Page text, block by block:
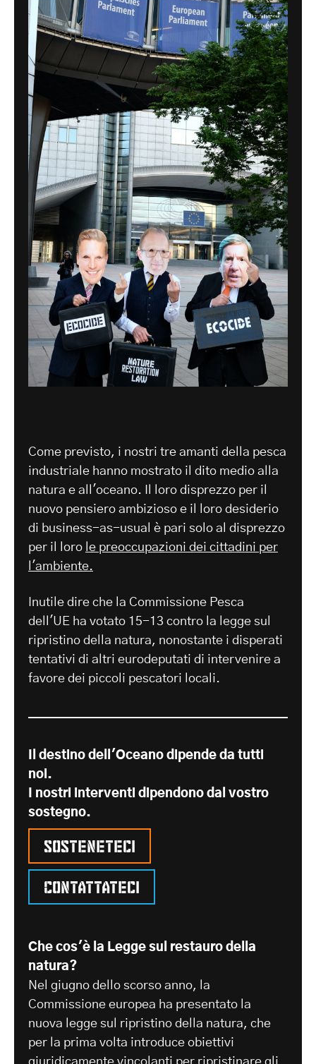
Come previsto, i nostri tre amanti della pesca
industriale hanno mostrato il dito medio alla
natura e all'oceano. Il loro disprezzo per il
nuovo pensiero ambizioso e il loro desiderio
di business-as-usual è pari solo al disprezzo
per il loro le preoccupazioni dei cittadini per
l'ambiente.
Inutile dire che la Commissione Pesca
dell'UE ha votato 15-13 contro la legge sul
ripristino della natura, nonostante i disperati
tentativi di altri eurodeputati di intervenire a
favore dei piccoli pescatori locali.
Il destino dell'Oceano dipende da tutti
noi.
I nostri interventi dipendono dal vostro
sostegno.
Sosteneteci
Contattateci
Che cos'è la Legge sul restauro della
natura?
Nel giugno dello scorso anno, la
Commissione europea ha presentato la
nuova legge sul ripristino della natura, che
per la prima volta introduce obiettivi